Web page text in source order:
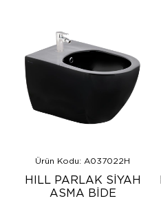
Ürün Kodu: A037022H
HILL PARLAK SİYAH
ASMA BİDE